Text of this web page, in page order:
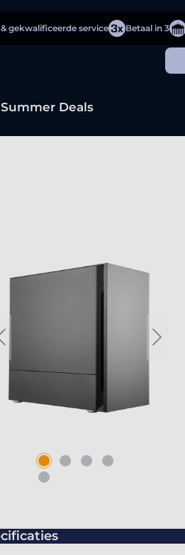
gekwalificeerde service Betaal in 3
Summer Deals